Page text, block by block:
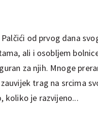
od prvog dana
ali i osobljem
za njih. Mnoge
trag na srcima
koliko je razvijeno...